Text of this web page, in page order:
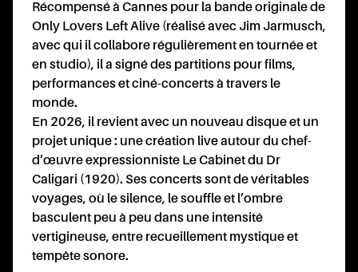
Récompensé à Cannes pour la bande originale de
Only Lovers Left Alive (réalisé avec Jim Jarmusch,
avec qui il collabore régulièrement en tournée et
en studio), il a signé des partitions pour films,
performances et ciné-concerts à travers le
monde.
En 2026, il revient avec un nouveau disque et un
projet unique : une création live autour du chef-
d’œuvre expressionniste Le Cabinet du Dr
Caligari (1920). Ses concerts sont de véritables
voyages, où le silence, le souffle et l’ombre
basculent peu à peu dans une intensité
vertigineuse, entre recueillement mystique et
tempête sonore.